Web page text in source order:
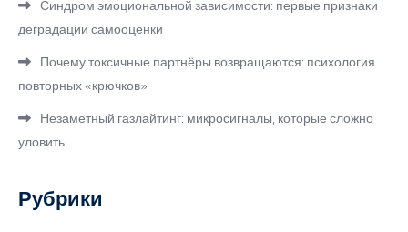
Синдром эмоциональной зависимости: первые признаки
деградации самооценки
Почему токсичные партнёры возвращаются: психология
повторных «крючков»
Незаметный газлайтинг: микросигналы, которые сложно
уловить
Рубрики